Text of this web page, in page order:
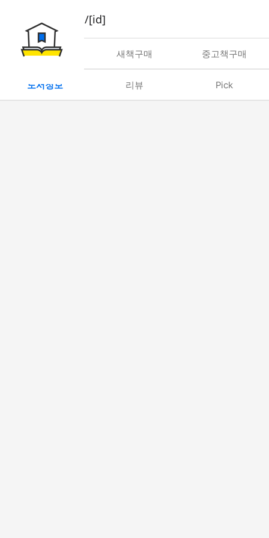
book/rent/[id]
대여 새책구매 중고책구매
도서정보 리뷰 Pick